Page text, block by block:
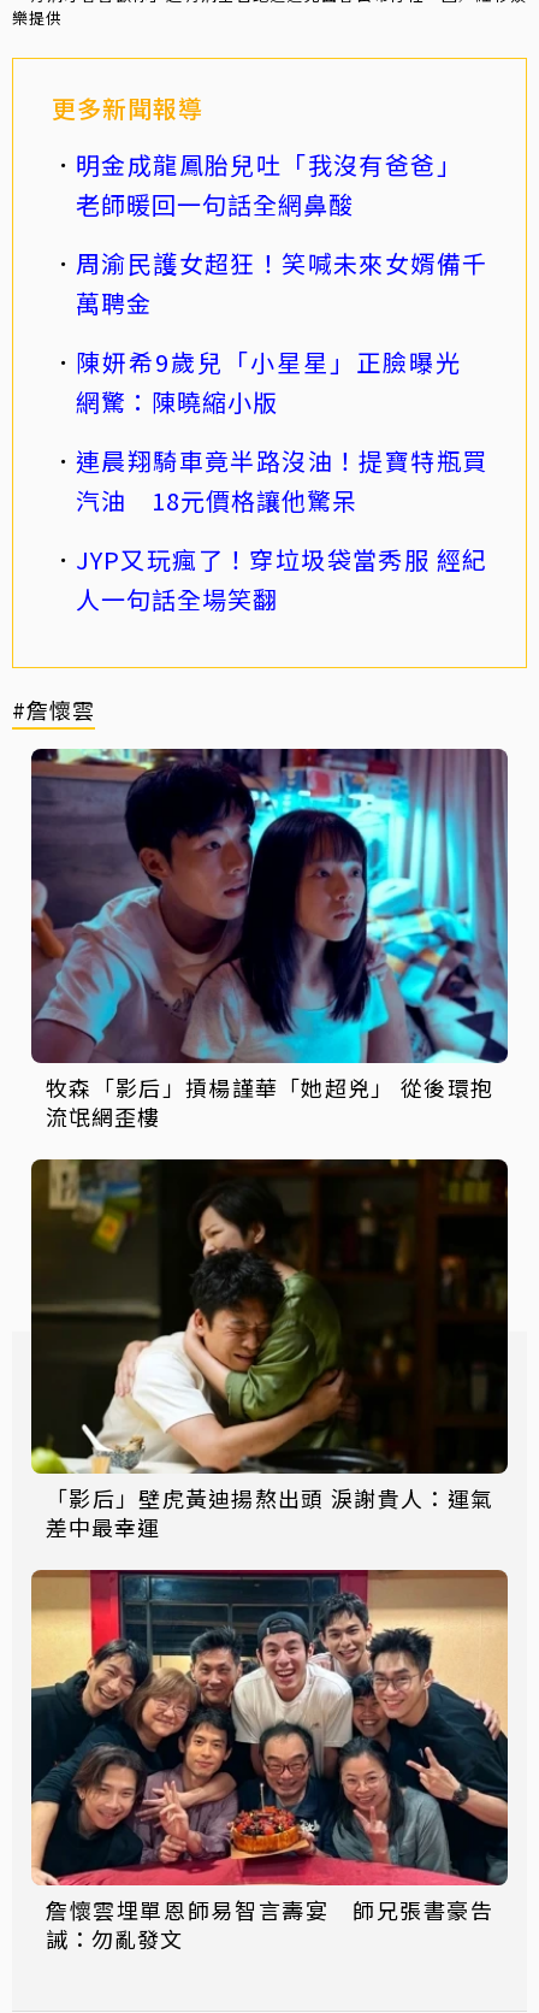
樂提供
更多新聞報導
明金成龍鳳胎兒吐「我沒有爸爸」
老師暖回一句話全網鼻酸
周渝民護女超狂！笑喊未來女婿備千
萬聘金
陳妍希9歲兒「小星星」正臉曝光
網驚：陳曉縮小版
連晨翔騎車竟半路沒油！提寶特瓶買
汽油 18元價格讓他驚呆
JYP又玩瘋了！穿垃圾袋當秀服 經紀
人一句話全場笑翻
#詹懷雲
牧森「影后」摃楊謹華「她超兇」 從後環抱
流氓網歪樓
「影后」壁虎黃迪揚熬出頭 淚謝貴人：運氣
差中最幸運
詹懷雲埋單恩師易智言壽宴 師兄張書豪告
誡：勿亂發文